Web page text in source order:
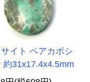
イト ペアカボシ
約31x17.4x4.5mm